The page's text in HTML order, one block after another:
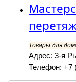
Товары для
Адрес: 3-я
Телефон: +7